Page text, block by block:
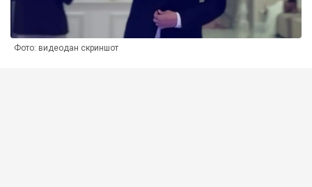
Фото: видеодан скриншот